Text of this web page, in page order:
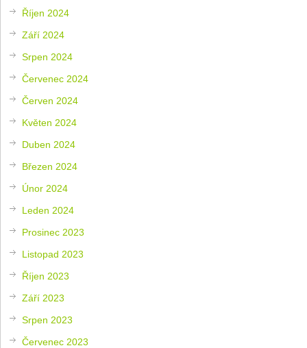
Říjen 2024
Září 2024
Srpen 2024
Červenec 2024
Červen 2024
Květen 2024
Duben 2024
Březen 2024
Únor 2024
Leden 2024
Prosinec 2023
Listopad 2023
Říjen 2023
Září 2023
Srpen 2023
Červenec 2023